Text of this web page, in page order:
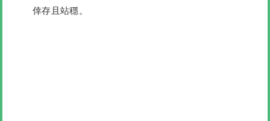
倖存且站穩。